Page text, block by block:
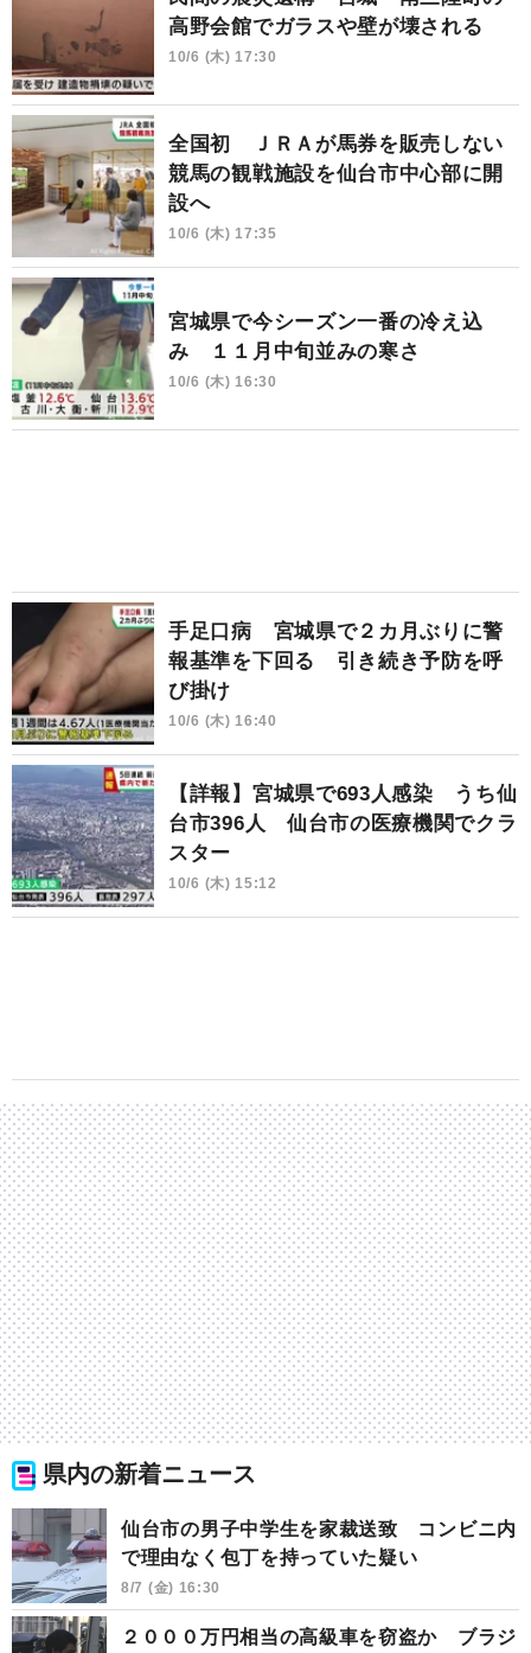
高野会館でガラスや壁が壊される
10/6 (木) 17:30
全国初 ＪＲＡが馬券を販売しない
競馬の観戦施設を仙台市中心部に開
設へ
10/6 (木) 17:35
宮城県で今シーズン一番の冷え込
み １１月中旬並みの寒さ
10/6 (木) 16:30
手足口病 宮城県で２カ月ぶりに警
報基準を下回る 引き続き予防を呼
び掛け
10/6 (木) 16:40
【詳報】宮城県で693人感染 うち仙
台市396人 仙台市の医療機関でクラ
スター
10/6 (木) 15:12
県内の新着ニュース
仙台市の男子中学生を家裁送致 コンビニ内
で理由なく包丁を持っていた疑い
8/7 (金) 16:30
２０００万円相当の高級車を窃盗か ブラジ